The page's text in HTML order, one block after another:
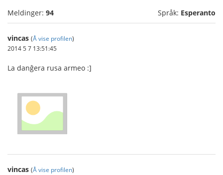
Meldinger: 94 Språk: Esperanto
vincas (Å vise profilen)
2014 5 7 13:51:45
La danĝera rusa armeo :]
vincas (Å vise profilen)